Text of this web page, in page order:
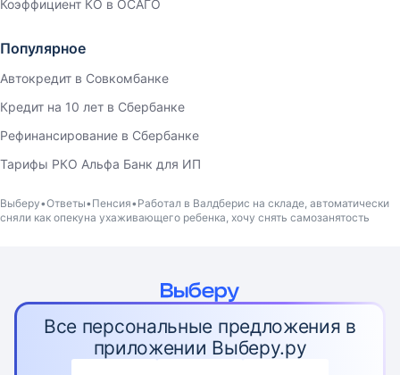
Коэффициент КО в ОСАГО
Популярное
Автокредит в Совкомбанке
Кредит на 10 лет в Сбербанке
Рефинансирование в Сбербанке
Тарифы РКО Альфа Банк для ИП
Выберу Ответы Пенсия Работал в Валдберис на складе, автоматически
сняли как опекуна ухаживающего ребенка, хочу снять самозанятость
Все персональные предложения в
приложении Выберу.ру